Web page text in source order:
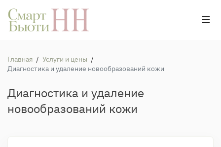
Главная / Услуги и цены /
Диагностика и удаление новообразований кожи
Диагностика и удаление
новообразований кожи